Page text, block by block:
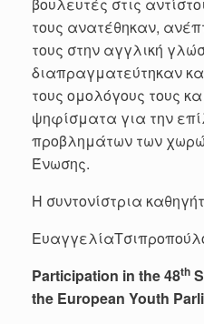
βουλευτές στις
τους ανατέθηκαν,
τους στην αγγλική
διαπραγματεύτηκαν
τους ομολόγους τους
ψηφίσματα για την
προβλημάτων των
Ένωσης.
Η συντονίστρια
Participation in the 48th
the European Youth